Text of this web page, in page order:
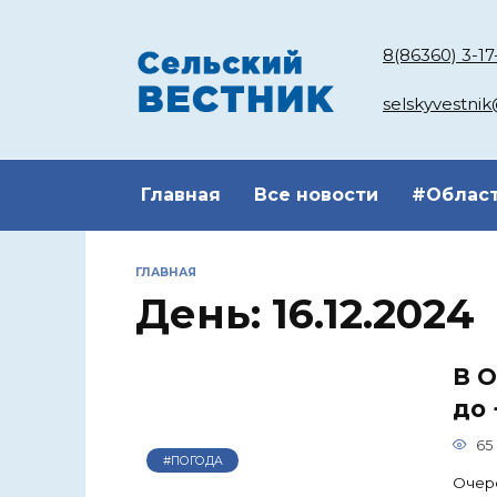
8(86360) 3-
Главная Все новости
ГЛАВНАЯ
День: 16.12.2024
#ПОГОДА
В
до
65